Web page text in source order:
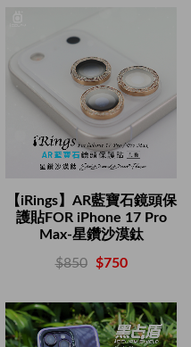
【iRings】AR藍寶石鏡頭保
護貼FOR iPhone 17 Pro
Max-星鑽沙漠鈦
$850 $750